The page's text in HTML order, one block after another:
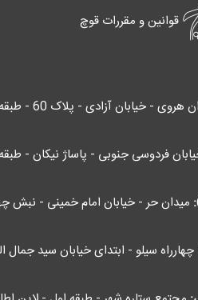
قوانین و مقررات قوچ
- خیابان آزادی - پلاک 60 - طبقه چهارم - واحد 403
فردوسی جنوبی - پاساژ نیکان - طبقه
میدان حر - خیابان امام خمینی - نبش
چهارراه سیلو - ابتدای خیابان سید جمال